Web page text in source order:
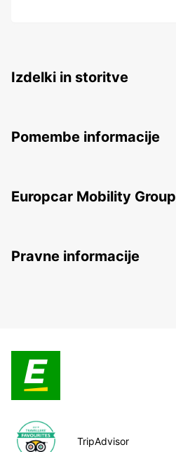
Izdelki in storitve
Pomembe informacije
Europcar Mobility Group
Pravne informacije
TripAdvisor